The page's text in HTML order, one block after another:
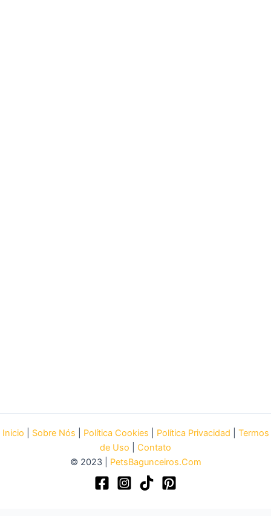
Inicio Sobre Nós Política Cookies Política Privacidad
Termos
de Uso
Contato
© 2023 | PetsBagunceiros.Com